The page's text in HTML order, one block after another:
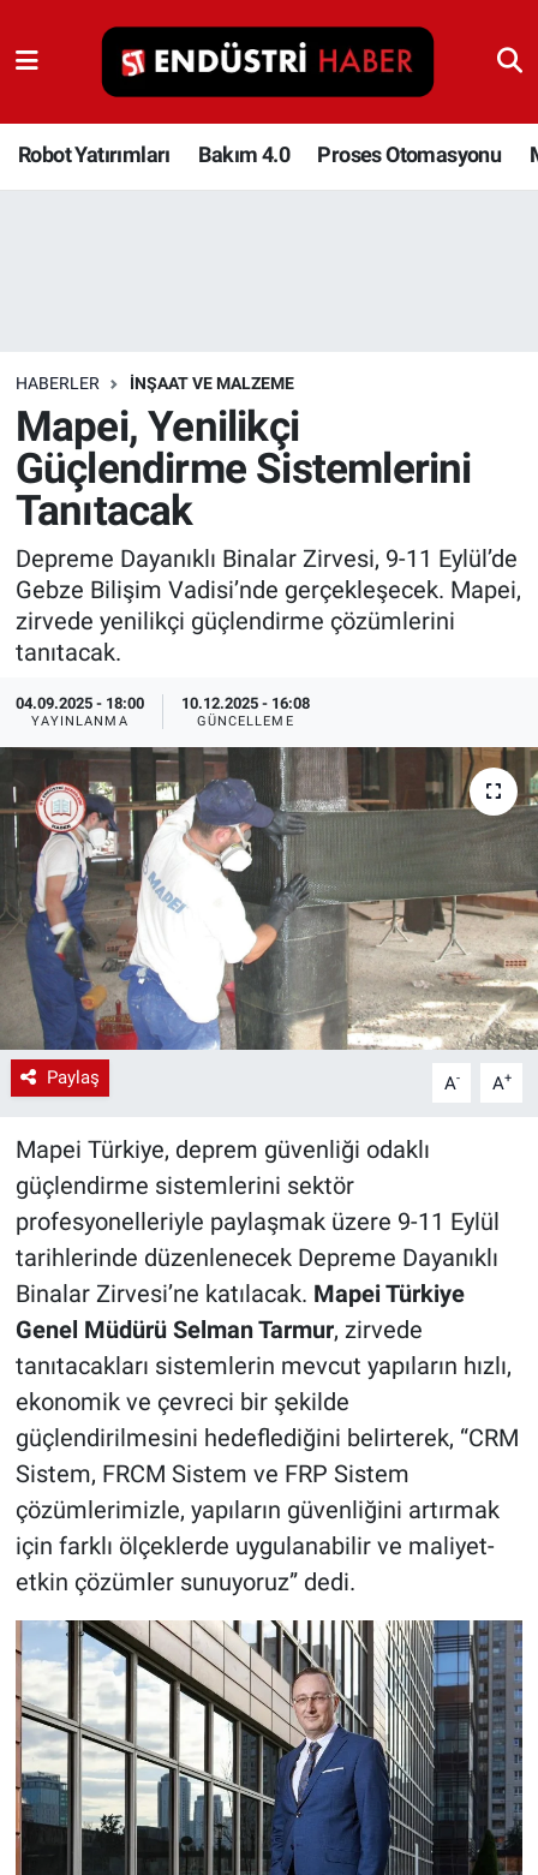
Robot Yatırımları Bakım 4.0 Proses Otomasyonu
HABERLER İNŞAAT VE MALZEME
Mapei, Yenilikçi
Güçlendirme Sistemlerini
Tanıtacak
Depreme Dayanıklı Binalar Zirvesi, 9-11 Eylül’de
Gebze Bilişim Vadisi’nde gerçekleşecek. Mapei,
zirvede yenilikçi güçlendirme çözümlerini
tanıtacak.
04.09.2025 - 18:00
YAYINLANMA
10.12.2025 - 16:08
GÜNCELLEME
Paylaş A- A+
Mapei Türkiye, deprem güvenliği odaklı
güçlendirme sistemlerini sektör
profesyonelleriyle paylaşmak üzere 9-11 Eylül
tarihlerinde düzenlenecek Depreme Dayanıklı
Binalar Zirvesi’ne katılacak. Mapei Türkiye
Genel Müdürü Selman Tarmur, zirvede
tanıtacakları sistemlerin mevcut yapıların hızlı,
ekonomik ve çevreci bir şekilde
güçlendirilmesini hedeflediğini belirterek, “CRM
Sistem, FRCM Sistem ve FRP Sistem
çözümlerimizle, yapıların güvenliğini artırmak
için farklı ölçeklerde uygulanabilir ve maliyet-
etkin çözümler sunuyoruz” dedi.
Robot Yatırımları
Bakım 4.0
Depolama Çözümleri
İnşaat ve Malzeme
HaberOrtak
EndüstriST
Enerjisini Üreten Fabrikalar
Endüstri 4.0 Uygulamaları
Ağır Sanayi Çözümleri